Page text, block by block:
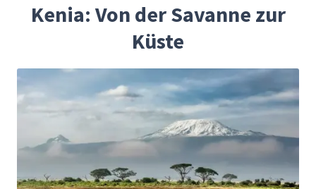
Kenia: Von der Savanne zur
Küste